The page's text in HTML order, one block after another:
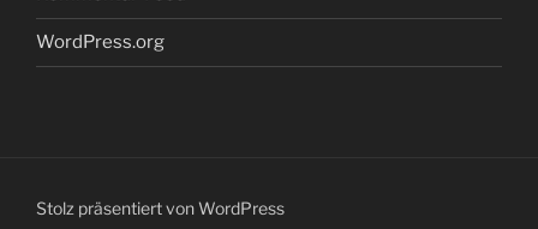
WordPress.org
Stolz präsentiert von WordPress